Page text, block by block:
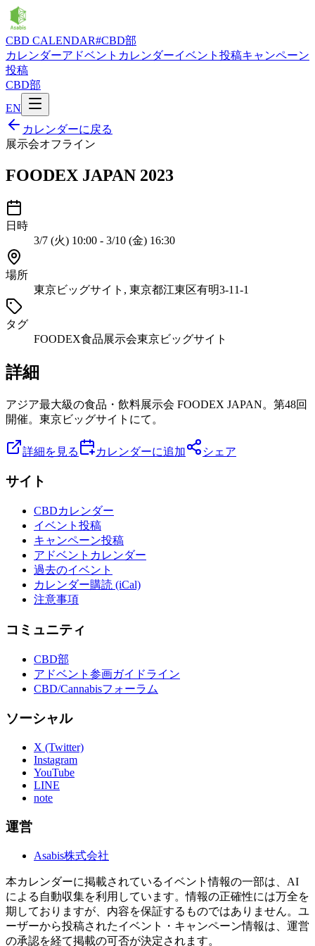
CBD CALENDAR#CBD部
カレンダーアドベントカレンダーイベント投稿キャンペーン
投稿
CBD部
EN
カレンダーに戻る
展示会オフライン
FOODEX JAPAN 2023
日時
3/7 (火) 10:00 - 3/10 (金) 16:30
場所
東京ビッグサイト, 東京都江東区有明3-11-1
タグ
FOODEX食品展示会東京ビッグサイト
詳細
アジア最大級の食品・飲料展示会 FOODEX JAPAN。第48回
開催。東京ビッグサイトにて。
詳細を見る カレンダーに追加 シェア
サイト
CBDカレンダー
イベント投稿
キャンペーン投稿
アドベントカレンダー
過去のイベント
カレンダー購読 (iCal)
注意事項
コミュニティ
CBD部
アドベント参画ガイドライン
CBD/Cannabisフォーラム
ソーシャル
X (Twitter)
Instagram
YouTube
LINE
note
運営
Asabis株式会社
本カレンダーに掲載されているイベント情報の一部は、AI
による自動収集を利用しています。情報の正確性には万全を
期しておりますが、内容を保証するものではありません。ユ
ーザーから投稿されたイベント・キャンペーン情報は、運営
の承認を経て掲載の可否が決定されます。